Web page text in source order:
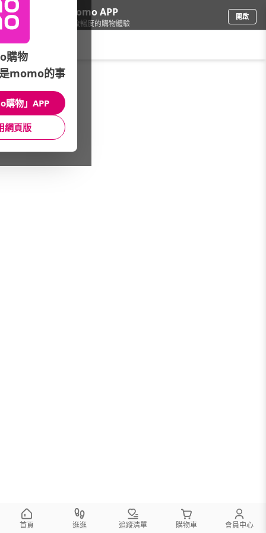
下載momo APP
給你3倍流暢度的購物體驗
開啟
傢飾寢具/床墊/網路熱搜品牌
館長推薦 月銷量
首頁 逛逛 追蹤清單 購物車 會員中心
購物
momo的事
購物」APP
網頁版